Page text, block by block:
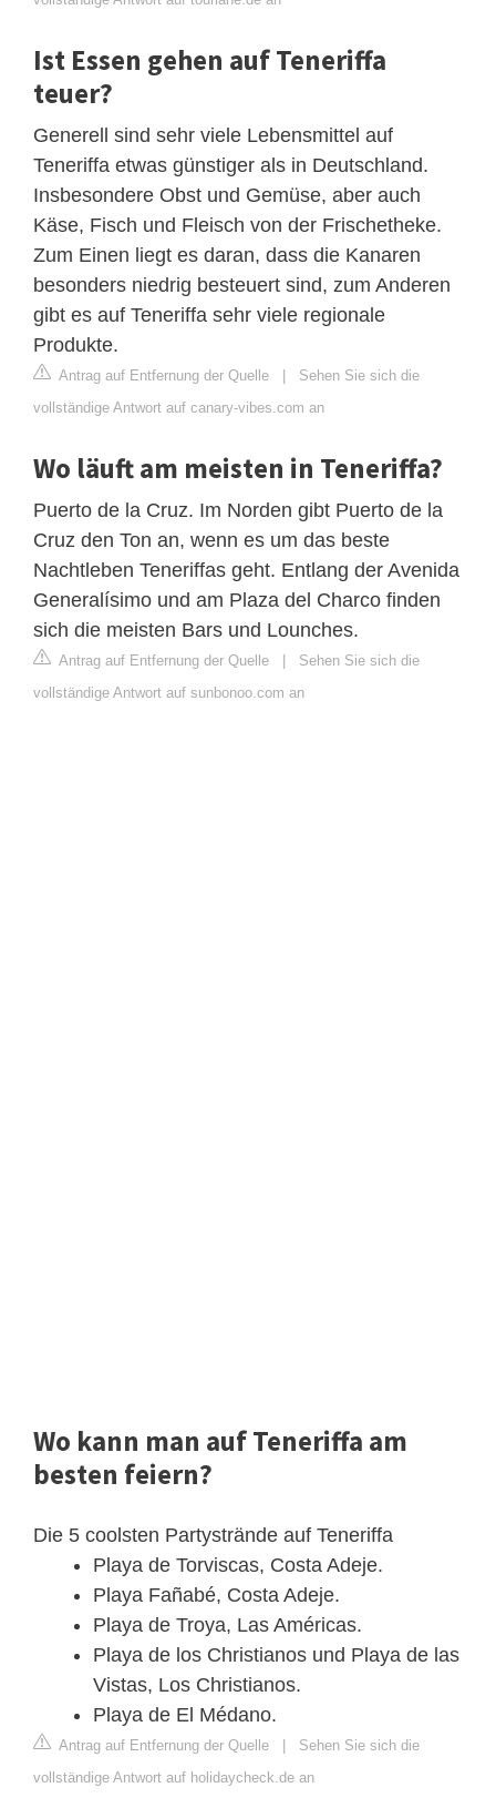
Ist Essen gehen auf Teneriffa
teuer?
Generell sind sehr viele Lebensmittel auf
Teneriffa etwas günstiger als in Deutschland.
Insbesondere Obst und Gemüse, aber auch
Käse, Fisch und Fleisch von der Frischetheke.
Zum Einen liegt es daran, dass die Kanaren
besonders niedrig besteuert sind, zum Anderen
gibt es auf Teneriffa sehr viele regionale
Produkte.
Antrag auf Entfernung der Quelle | Sehen Sie sich die
vollständige Antwort auf canary-vibes.com an
Wo läuft am meisten in Teneriffa?
Puerto de la Cruz. Im Norden gibt Puerto de la
Cruz den Ton an, wenn es um das beste
Nachtleben Teneriffas geht. Entlang der Avenida
Generalísimo und am Plaza del Charco finden
sich die meisten Bars und Lounches.
Antrag auf Entfernung der Quelle | Sehen Sie sich die
vollständige Antwort auf sunbonoo.com an
Wo kann man auf Teneriffa am
besten feiern?
Die 5 coolsten Partystrände auf Teneriffa
Playa de Torviscas, Costa Adeje.
Playa Fañabé, Costa Adeje.
Playa de Troya, Las Américas.
Playa de los Christianos und Playa de las
Vistas, Los Christianos.
Playa de El Médano.
Antrag auf Entfernung der Quelle | Sehen Sie sich die
vollständige Antwort auf holidaycheck.de an